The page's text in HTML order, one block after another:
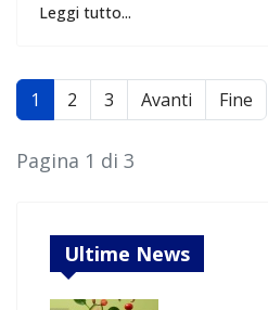
Leggi tutto...
1 2 3 Avanti Fine
Pagina 1 di 3
Ultime News